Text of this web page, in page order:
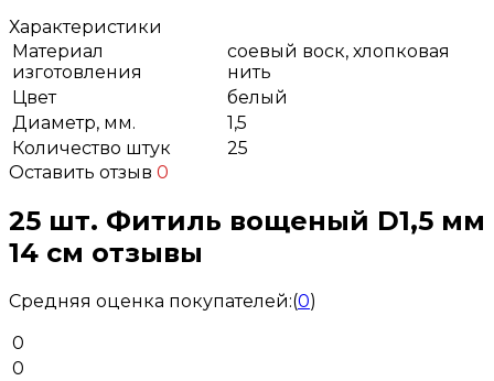
Характеристики
Материал
изготовления
соевый воск, хлопковая
нить
Цвет
белый
Диаметр, мм.
1,5
Количество штук
25
Оставить отзыв 0
25 шт. Фитиль вощеный D1,5 мм
14 см отзывы
Средняя оценка покупателей:(0)
0
0